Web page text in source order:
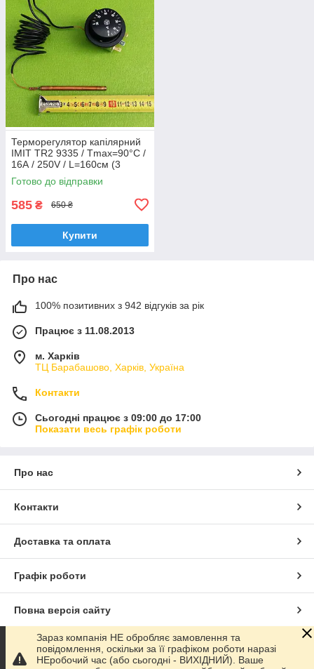
Терморегулятор капілярний
IMIT TR2 9335 / Tmax=90°C /
16А / 250V / L=160см (3
контакти) до електрокотлів
"TENKO"
Готово до відправки
585 ₴ 650 ₴
Купити
Про нас
100% позитивних з 942 відгуків за рік
Працює з 11.08.2013
м. Харків
ТЦ Барабашово, Харків, Україна
Контакти
Сьогодні працює з 09:00 до 17:00
Показати весь графік роботи
Про нас
Контакти
Доставка та оплата
Графік роботи
Повна версія сайту
Сайт створено на маркетплейсіProm.ua
Зараз компанія НЕ обробляє замовлення та
повідомлення, оскільки за її графіком роботи наразі
НЕробочий час (або сьогодні - ВИХІДНИЙ). Ваше